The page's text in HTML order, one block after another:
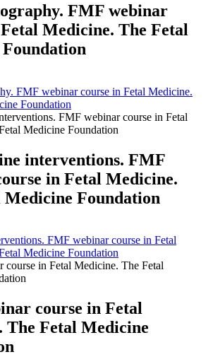
FMF webinar
Medicine. The Fetal
FMF webinar course in Fetal Medicine.
Foundation
interventions. FMF
in Fetal Medicine.
Medicine Foundation
FMF webinar course in Fetal
Medicine Foundation
course in Fetal
The Fetal Medicine